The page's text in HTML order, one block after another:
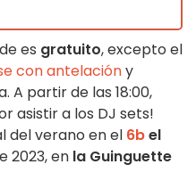
es gratuito, excepto el
con antelacióny
A partir de las 18:00,
asistir a los DJ sets!
del verano en el 6bel
2023, en la Guinguette